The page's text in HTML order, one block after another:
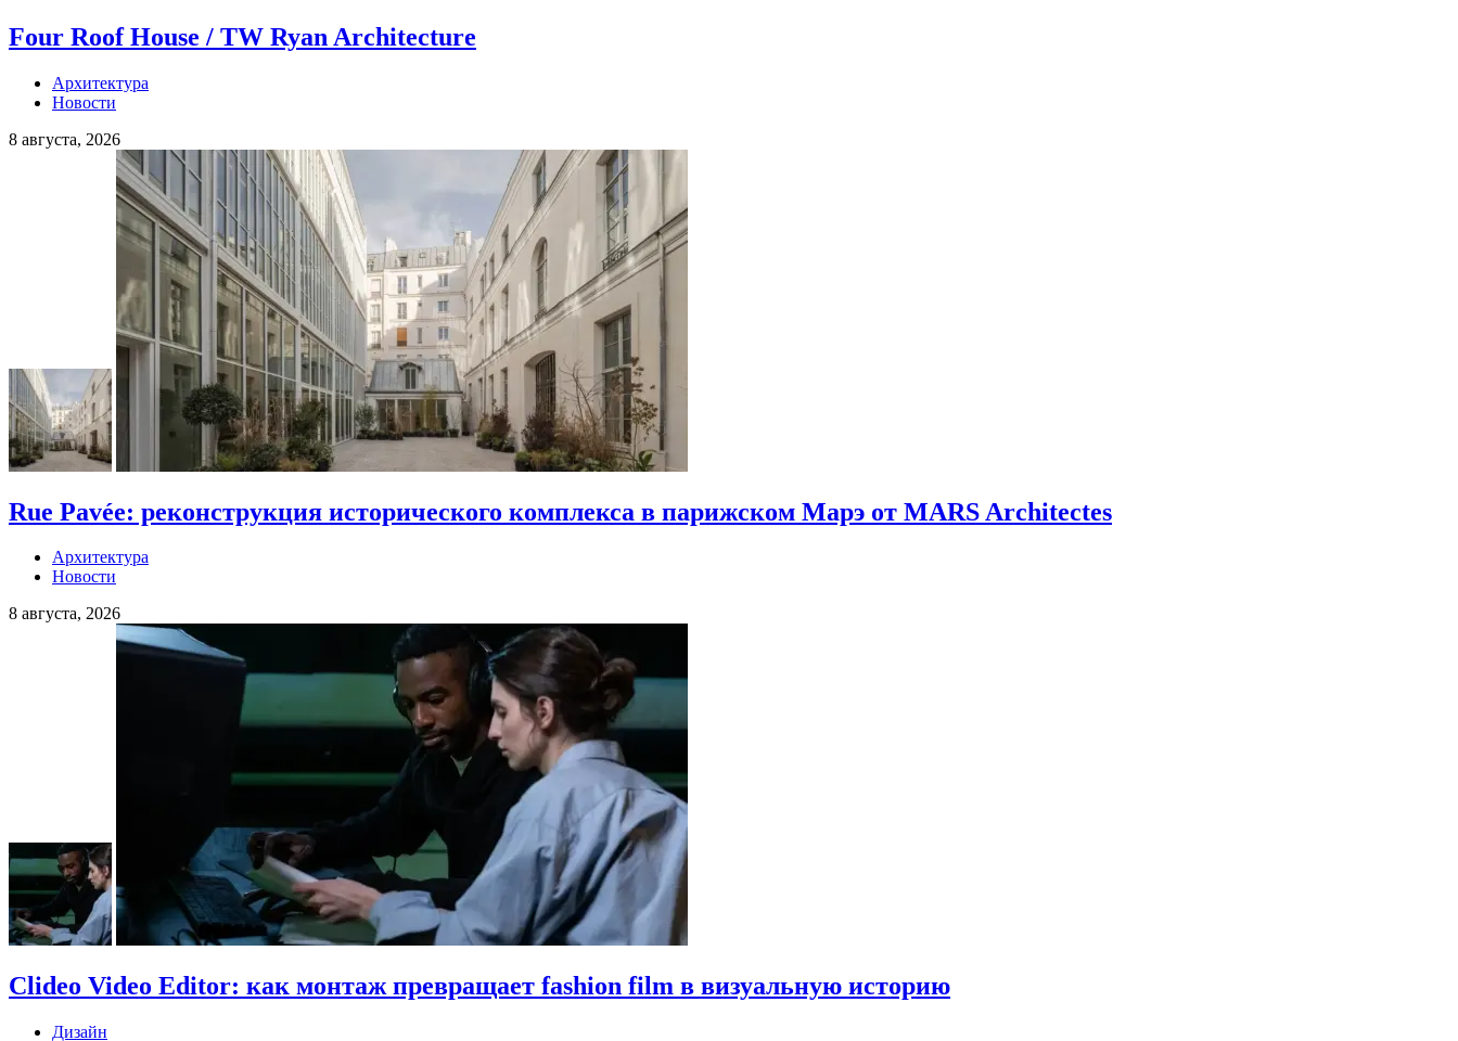
Four Roof House / TW Ryan Architecture
Архитектура
Новости
8 августа, 2026
Rue Pavée: реконструкция исторического комплекса в парижском Марэ от MARS Architectes
Архитектура
Новости
8 августа, 2026
Clideo Video Editor: как монтаж превращает fashion film в визуальную историю
Дизайн